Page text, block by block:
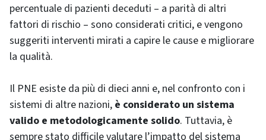
percentuale di pazienti deceduti – a parità di altri
fattori di rischio – sono considerati critici, e vengono
suggeriti interventi mirati a capire le cause e migliorare
la qualità.
Il PNE esiste da più di dieci anni e, nel confronto con i
sistemi di altre nazioni, è considerato un sistema
valido e metodologicamente solido. Tuttavia, è
sempre stato difficile valutare l’impatto del sistema